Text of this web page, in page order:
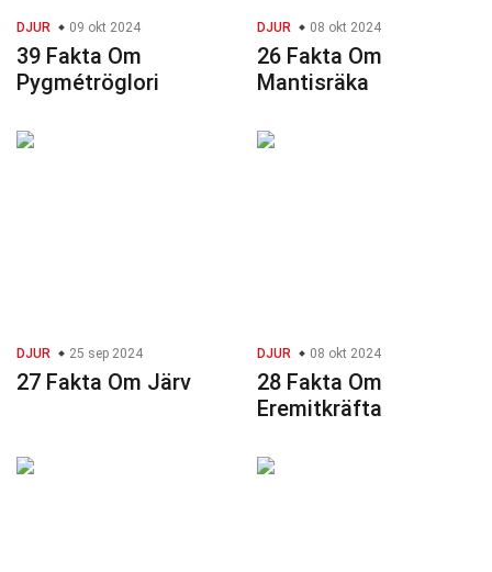
DJUR 09 okt 2024
39 Fakta Om
Pygmétröglori
DJUR 08 okt 2024
26 Fakta Om
Mantisräka
DJUR 25 sep 2024
27 Fakta Om Järv
DJUR 08 okt 2024
28 Fakta Om
Eremitkräfta